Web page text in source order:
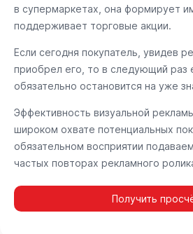
в супермаркетах, она формирует
поддерживает торговые акции.
Если сегодня покупатель, увидев
приобрел его, то в следующий раз
обязательно остановится на уже
Эффективность визуальной
широком охвате потенциальных
обязательном восприятии
частых повторах рекламного
Получить